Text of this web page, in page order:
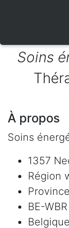
Soins
À propos
Soins
1357
Région
BE-WBR
Belgique